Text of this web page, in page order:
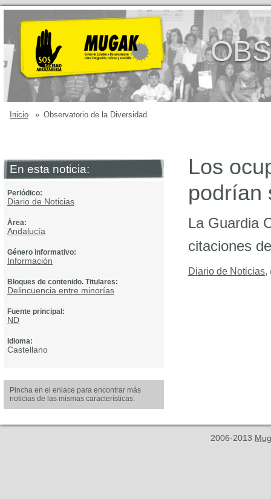
Inicio » Observatorio de la Diversidad
En esta noticia:
Periódico:
Diario de Noticias
Área:
Andalucía
Género informativo:
Información
Bloques de contenido. Titulares:
Delincuencia entre minorías
Fuente principal:
ND
Idioma:
Castellano
Pincha en el enlace para encontrar más
noticias de las mismas características.
Los
podrían
La Guardia
citaciones
Diario de Noticias,
2006-2013